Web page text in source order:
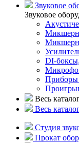
Звуковое
Звуковое
DI-
Приборы
Весь
Весь
Студия
Прокат